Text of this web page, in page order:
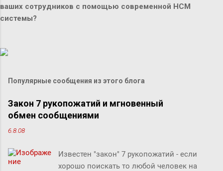
ваших сотрудников с помощью современной HCM
системы?
Популярные сообщения из этого блога
Закон 7 рукопожатий и мгновенный
обмен сообщениями
6.8.08
Известен "закон" 7 рукопожатий - если
хорошо поискать то любой человек на